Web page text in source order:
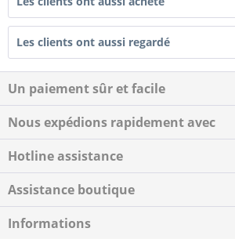
Les clients ont aussi regardé
Un paiement sûr et facile
Nous expédions rapidement avec
Hotline assistance
Assistance boutique
Informations